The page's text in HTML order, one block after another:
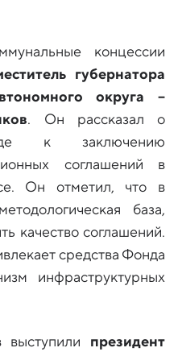
концессии
губернатора
округа –
. Он рассказал о
к заключению
соглашений в
Он отметил, что в
база,
качество соглашений.
средства Фонда
инфраструктурных
президент